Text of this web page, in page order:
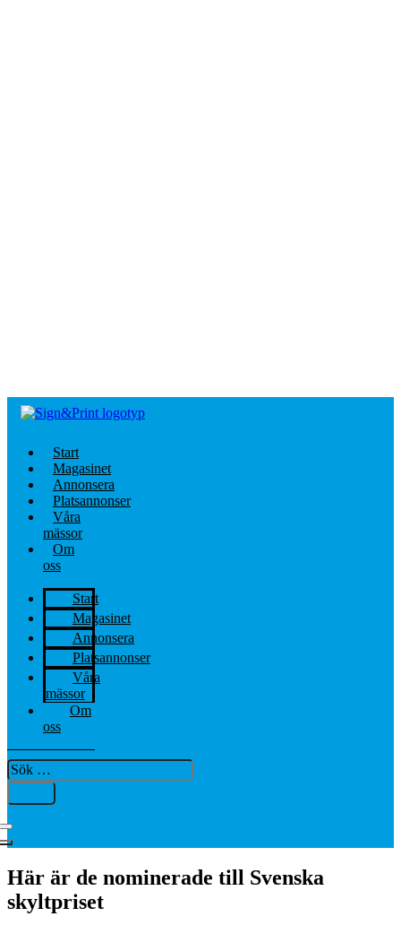
Start
Magasinet
Annonsera
Platsannonser
Våra
mässor
Om
oss
Start
Magasinet
Annonsera
Platsannonser
Våra
mässor
Om
oss
Sök
…
Här är de nominerade till Svenska
skyltpriset